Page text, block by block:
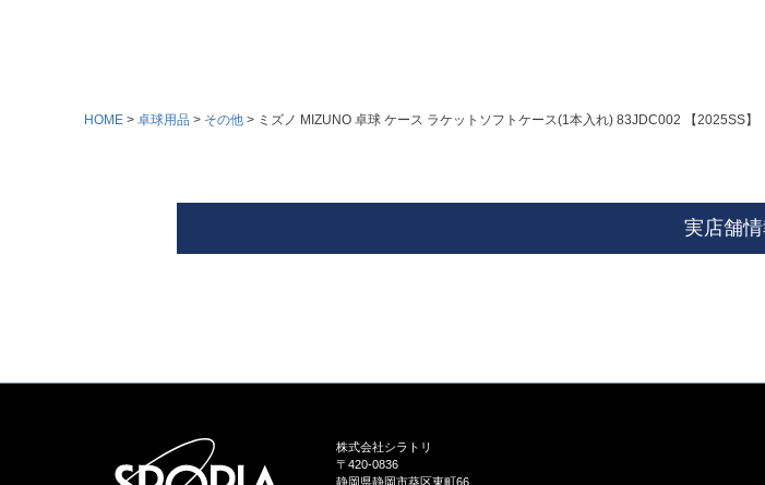
HOME 卓球用品 その他 ミズノ MIZUNO 卓球 ケース ラケットソフトケース(1本入れ) 83JDC002 【2025SS】
実店舗情
株式会社シラトリ
〒420-0836
静岡県静岡市葵区東町66